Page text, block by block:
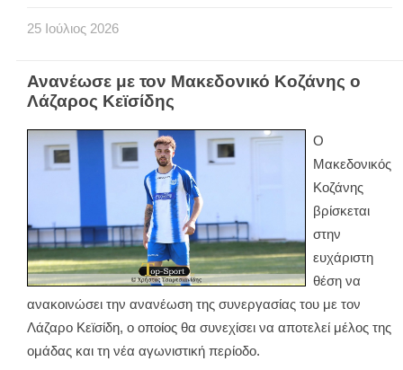
25 Ιούλιος 2026
Ανανέωσε με τον Μακεδονικό Κοζάνης ο
Λάζαρος Κεϊσίδης
Ο
Μακεδονικός
Κοζάνης
βρίσκεται
στην
ευχάριστη
θέση να
ανακοινώσει την ανανέωση της συνεργασίας του με τον
Λάζαρο Κεϊσίδη, ο οποίος θα συνεχίσει να αποτελεί μέλος της
ομάδας και τη νέα αγωνιστική περίοδο.